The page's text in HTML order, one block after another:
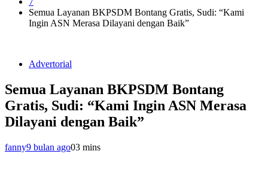
Semua Layanan BKPSDM Bontang Gratis, Sudi: “Kami
Ingin ASN Merasa Dilayani dengan Baik”
Advertorial
Semua Layanan BKPSDM Bontang
Gratis, Sudi: “Kami Ingin ASN Merasa
Dilayani dengan Baik”
fanny9 bulan ago03 mins